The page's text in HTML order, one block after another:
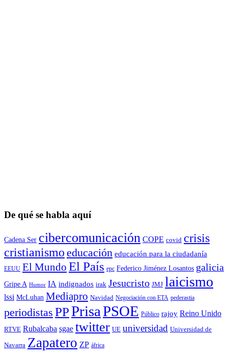
De qué se habla aquí
Cadena Ser cibercomunicación COPE covid crisis
cristianismo educación educación para la ciudadaní­a
EEUU El Mundo El País epc Federico Jiménez Losantos galicia
Gripe A Humor IA indignados irak Jesucristo JMJ laicismo
lssi McLuhan Mediapro Navidad Negociación con ETA pederastia
periodistas PPPrisaPSOE Público rajoy Reino Unido
RTVE Rubalcaba sgae twitter UE universidad Universidad de
Navarra Zapatero ZP áfrica